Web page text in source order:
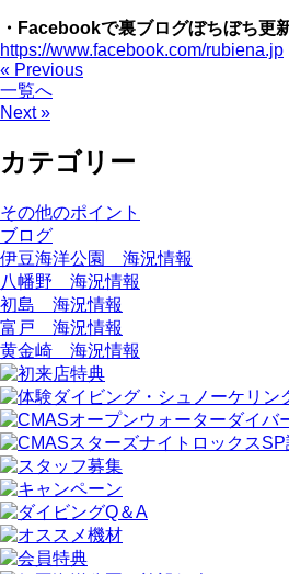
・Facebookで裏ブログぼちぼち更
https://www.facebook.com/rubiena.jp
« Previous
一覧へ
Next »
カテゴリー
その他のポイント
ブログ
伊豆海洋公園 海況情報
八幡野 海況情報
初島 海況情報
富戸 海況情報
黄金崎 海況情報